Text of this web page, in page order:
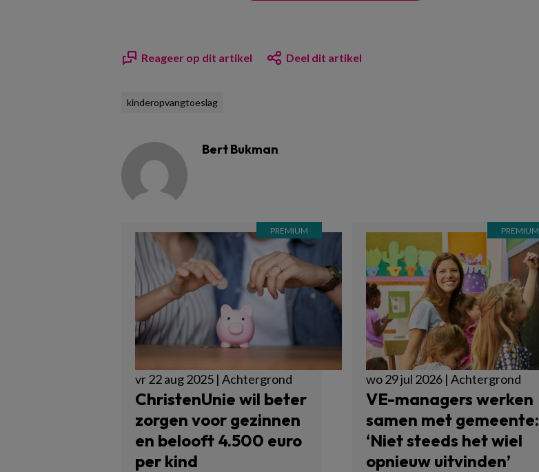
Reageer op dit artikel Deel dit artikel
kinderopvangtoeslag
Bert Bukman
vr 22 aug 2025 | Achtergrond
ChristenUnie wil beter
zorgen voor gezinnen
en belooft 4.500 euro
per kind
wo 29 jul 2026 | Achtergrond
VE-managers werken
samen met gemeente:
‘Niet steeds het wiel
opnieuw uitvinden’